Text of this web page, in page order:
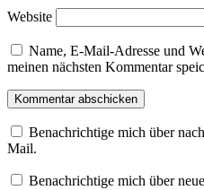
Website
Name, E-Mail-Adresse und
meinen nächsten Kommentar
Benachrichtige mich über
Mail.
Benachrichtige mich über